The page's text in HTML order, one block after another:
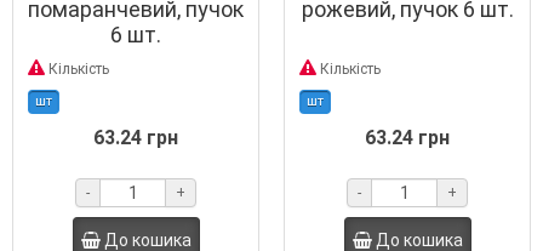
помаранчевий, пучок
6 шт.
Кількість
шт
63.24 грн
- +
До кошика
рожевий, пучок 6 шт.
Кількість
шт
63.24 грн
- +
До кошика